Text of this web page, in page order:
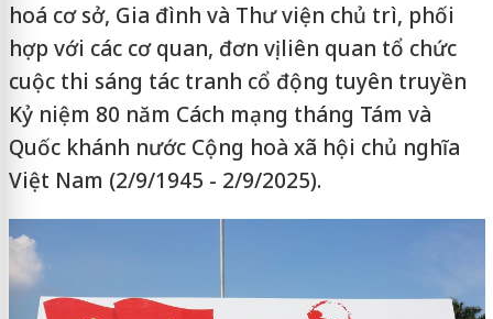
hoá cơ sở, Gia đình và Thư viện chủ trì, phối
hợp với các cơ quan, đơn vị liên quan tổ chức
cuộc thi sáng tác tranh cổ động tuyên truyền
Kỷ niệm 80 năm Cách mạng tháng Tám và
Quốc khánh nước Cộng hoà xã hội chủ nghĩa
Việt Nam (2/9/1945 - 2/9/2025).